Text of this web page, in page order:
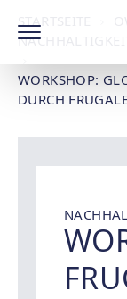
STARTSEITE
WORKSHOP:
DURCH